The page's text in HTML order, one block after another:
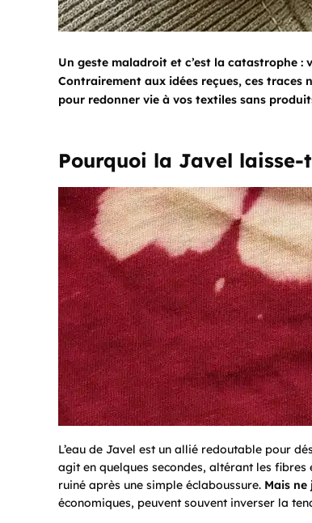
Un geste maladroit et c’est la catastrophe
Contrairement aux idées reçues, ces traces
pour redonner vie à vos textiles sans
Pourquoi la Javel laisse-
L’eau de Javel est un allié redoutable pour
agit en quelques secondes, altérant les
ruiné après une simple éclaboussure. Mais ne
économiques, peuvent souvent inverser la